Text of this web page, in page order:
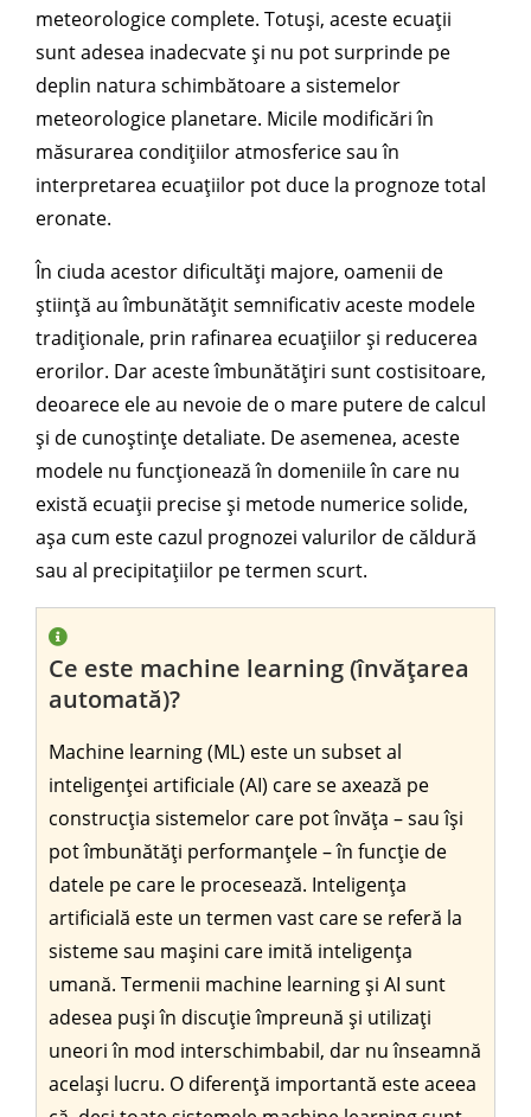
meteorologice complete. Totuși, aceste ecuații
sunt adesea inadecvate și nu pot surprinde pe
deplin natura schimbătoare a sistemelor
meteorologice planetare. Micile modificări în
măsurarea condițiilor atmosferice sau în
interpretarea ecuațiilor pot duce la prognoze total
eronate.
În ciuda acestor dificultăți majore, oamenii de
știință au îmbunătățit semnificativ aceste modele
tradiționale, prin rafinarea ecuațiilor și reducerea
erorilor. Dar aceste îmbunătățiri sunt costisitoare,
deoarece ele au nevoie de o mare putere de calcul
și de cunoștințe detaliate. De asemenea, aceste
modele nu funcționează în domeniile în care nu
există ecuații precise și metode numerice solide,
așa cum este cazul prognozei valurilor de căldură
sau al precipitațiilor pe termen scurt.
Ce este machine learning (învățarea
automată)?
Machine learning (ML) este un subset al
inteligenței artificiale (AI) care se axează pe
construcția sistemelor care pot învăța – sau își
pot îmbunătăți performanțele – în funcție de
datele pe care le procesează. Inteligența
artificială este un termen vast care se referă la
sisteme sau mașini care imită inteligența
umană. Termenii machine learning și AI sunt
adesea puși în discuție împreună și utilizați
uneori în mod interschimbabil, dar nu înseamnă
același lucru. O diferență importantă este aceea